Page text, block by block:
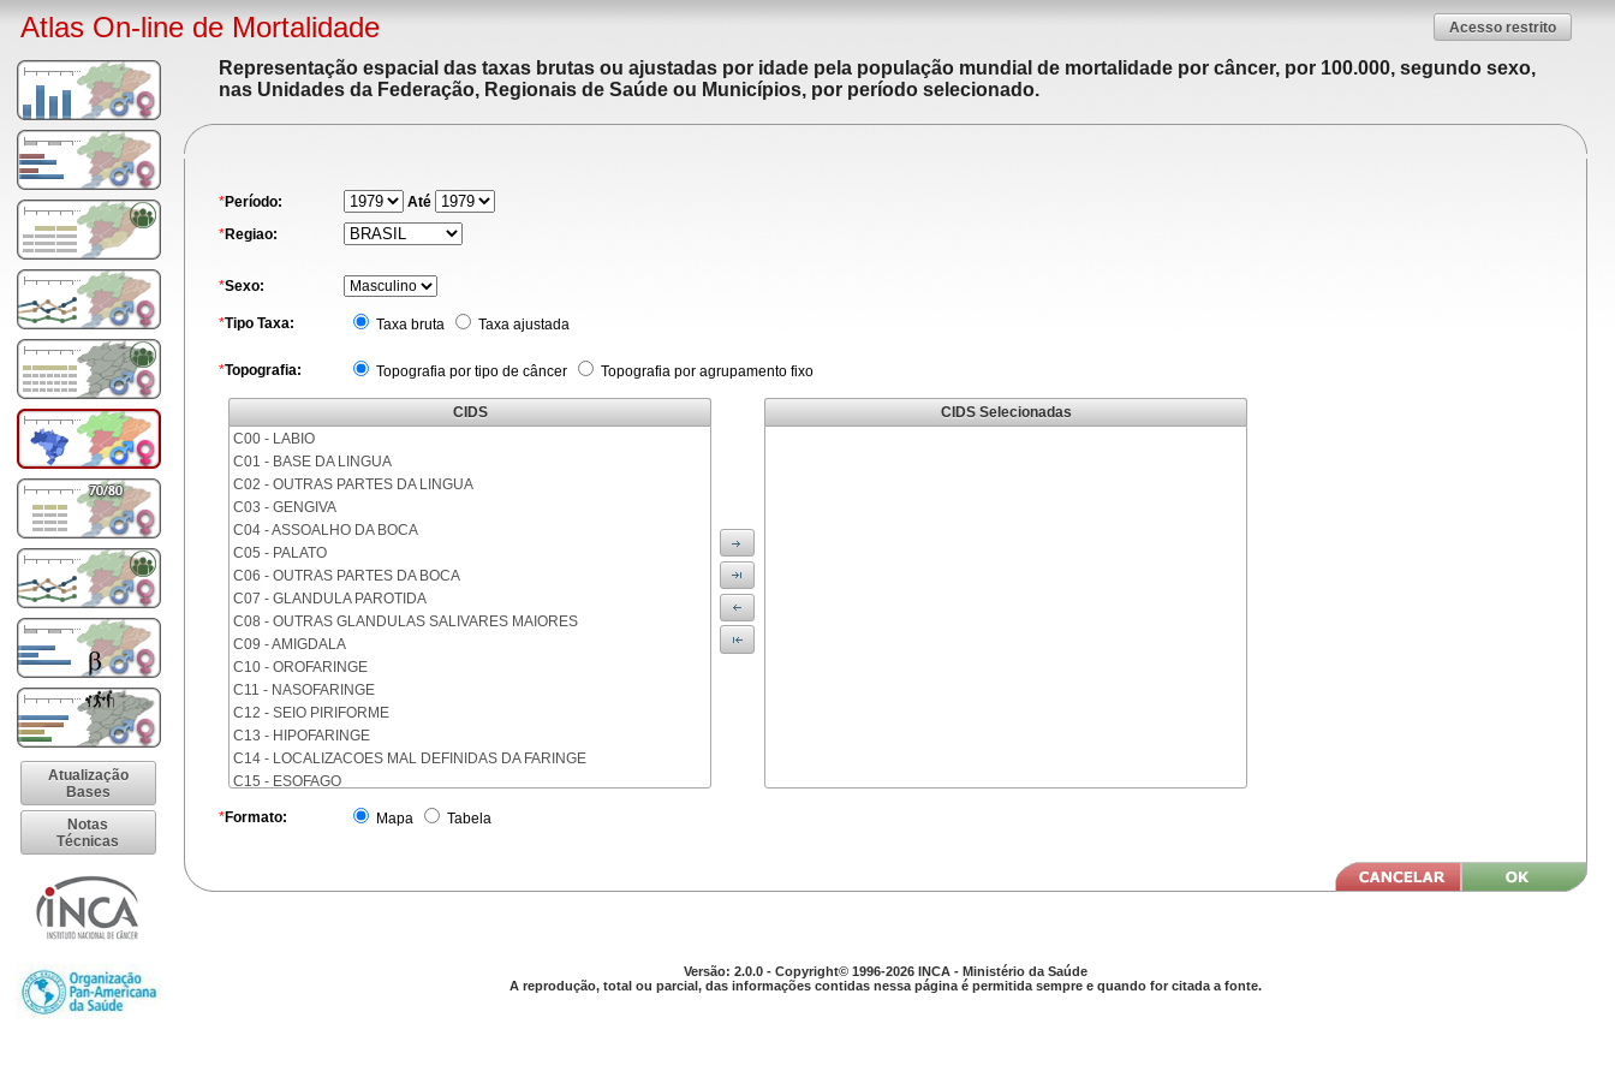
Atlas On-line de Mortalidade Acesso restrito
Atualização
Bases
Notas
Técnicas
Representação espacial das taxas brutas ou ajustadas por idade pela população mundial de mortalidade por câncer, por 100.000, segundo sexo,
nas Unidades da Federação, Regionais de Saúde ou Municípios, por período selecionado.
*Período:
Até
*Regiao:
*Sexo:
*Tipo Taxa: Taxa bruta Taxa ajustada
*Topografia: Topografia por tipo de câncer Topografia por agrupamento fixo
CIDS
C00 - LABIO
C01 - BASE DA LINGUA
C02 - OUTRAS PARTES DA LINGUA
C03 - GENGIVA
C04 - ASSOALHO DA BOCA
C05 - PALATO
C06 - OUTRAS PARTES DA BOCA
C07 - GLANDULA PAROTIDA
C08 - OUTRAS GLANDULAS SALIVARES MAIORES
C09 - AMIGDALA
C10 - OROFARINGE
C11 - NASOFARINGE
C12 - SEIO PIRIFORME
C13 - HIPOFARINGE
C14 - LOCALIZACOES MAL DEFINIDAS DA FARINGE
C15 - ESOFAGO
C17 - INTESTINO DELGADO
C20 - RETO
C24 - OUTRAS PARTES DAS VIAS BILIARES
CIDS Selecionadas
*Formato: Mapa Tabela
Versão: 2.0.0 - Copyright© 1996-2026 INCA - Ministério da Saúde
A reprodução, total ou parcial, das informações contidas nessa página é permitida sempre e quando for citada a fonte.